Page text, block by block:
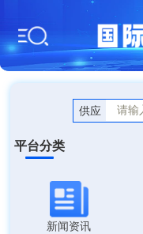
供应
平台分类
新闻资讯